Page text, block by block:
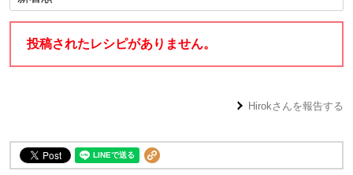
投稿されたレシピがありません。
Hirokさんを報告する